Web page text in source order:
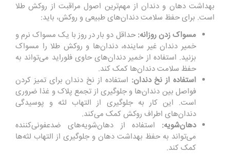
بهداشت دهان و دندان از مهم‌ترین اصول مراقبت از روکش طلا
است. برای حفظ سلامت دندان‌های طبیعی و روکش، باید:
مسواک زدن روزانه: حداقل دو بار در روز با یک مسواک نرم و
خمیر دندان غیر ساینده، دندان‌ها و روکش طلا را مسواک
بزنید. استفاده از خمیر دندان‌های حاوی فلوراید می‌تواند به
حفظ سلامت دندان‌ها کمک کند.
استفاده از نخ دندان: استفاده از نخ دندان برای تمیز کردن
فواصل بین دندان‌ها و جلوگیری از تجمع پلاک و غذا ضروری
است. این کار به جلوگیری از التهاب لثه و پوسیدگی
دندان‌های اطراف روکش کمک می‌کند.
دهان‌شویه: استفاده از دهان‌شویه‌های ضدعفونی‌کننده
می‌تواند به حفظ بهداشت دهان و جلوگیری از التهاب لثه‌ها
کمک کند.